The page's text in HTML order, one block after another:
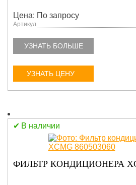
Цена: По запросу
Артикул
УЗНАТЬ БОЛЬШЕ
УЗНАТЬ ЦЕНУ
В наличии
ФИЛЬТР КОНДИЦИОНЕРА